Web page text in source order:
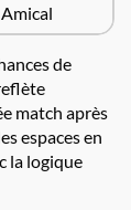
Amical
de
match après
espaces en
la logique